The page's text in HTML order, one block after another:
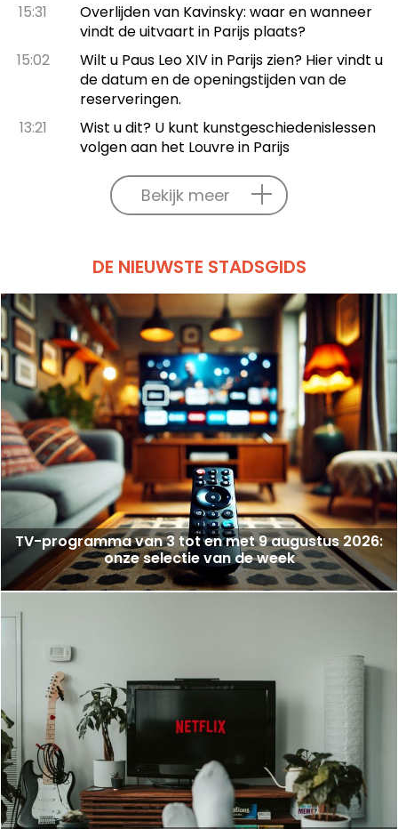
15:31
Overlijden van Kavinsky: waar en wanneer
vindt de uitvaart in Parijs plaats?
15:02
Wilt u Paus Leo XIV in Parijs zien? Hier vindt u
de datum en de openingstijden van de
reserveringen.
13:21
Wist u dit? U kunt kunstgeschiedenislessen
volgen aan het Louvre in Parijs
Bekijk meer
DE NIEUWSTE STADSGIDS
TV-programma van 3 tot en met 9 augustus 2026:
onze selectie van de week